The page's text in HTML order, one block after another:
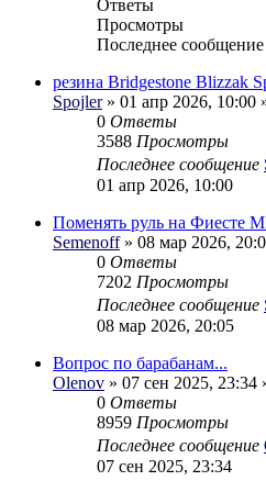
Ответы
Просмотры
Последнее сообщение
резина Bridgestone Blizzak
Spojler» 01 апр 2026, 10:00
0 Ответы
3588 Просмотры
Последнее сообщение
01 апр 2026, 10:00
Поменять руль на Фиесте
Semenoff» 08 мар 2026,
0 Ответы
7202 Просмотры
Последнее сообщение
08 мар 2026, 20:05
Вопрос по барабанам...
Olenov » 07 сен 2025, 23:34
0 Ответы
8959 Просмотры
Последнее сообщение
07 сен 2025, 23:34